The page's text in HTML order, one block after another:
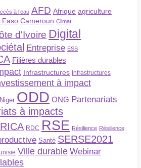
à l’eau AFD Afrique agriculture
Faso Cameroun Climat
d'Ivoire Digital
Entreprise ESS
Filières durables
Infrastructures Infrastructures
à impact
Niger ODD ONG Partenariats
à impacts
RDC RSE Résilience Résilience
Santé SERSE2021
Ville durable Webinar